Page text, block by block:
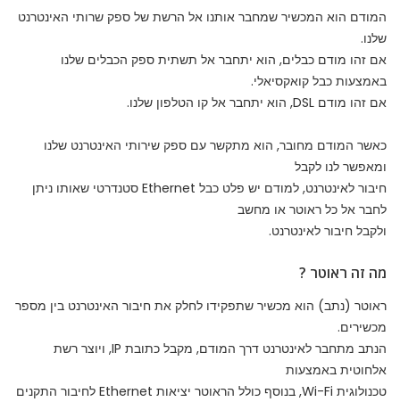
המודם הוא המכשיר שמחבר אותנו אל הרשת של ספק שרותי האינטרנט
שלנו.
אם זהו מודם כבלים, הוא יתחבר אל תשתית ספק הכבלים שלנו
באמצעות כבל קואקסיאלי.
אם זהו מודם DSL, הוא יתחבר אל קו הטלפון שלנו.
כאשר המודם מחובר, הוא מתקשר עם ספק שירותי האינטרנט שלנו
ומאפשר לנו לקבל
חיבור לאינטרנט, למודם יש פלט כבל Ethernet סטנדרטי שאותו ניתן
לחבר אל כל ראוטר או מחשב
ולקבל חיבור לאינטרנט.
מה זה ראוטר ?
ראוטר (נתב) הוא מכשיר שתפקידו לחלק את חיבור האינטרנט בין מספר
מכשירים.
הנתב מתחבר לאינטרנט דרך המודם, מקבל כתובת IP, ויוצר רשת
אלחוטית באמצעות
טכנולוגית Wi-Fi, בנוסף כולל הראוטר יציאות Ethernet לחיבור התקנים